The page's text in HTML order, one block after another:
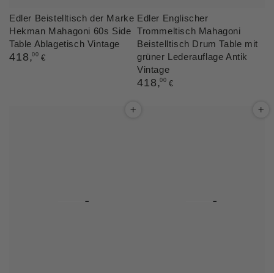
Edler Beistelltisch der Marke
Hekman Mahagoni 60s Side
Table Ablagetisch Vintage
Regulärer
418,00 €
Edler Englischer
Trommeltisch Mahagoni
Beistelltisch Drum Table mit
grüner Lederauflage Antik
Vintage
Regulärer
418,00 €